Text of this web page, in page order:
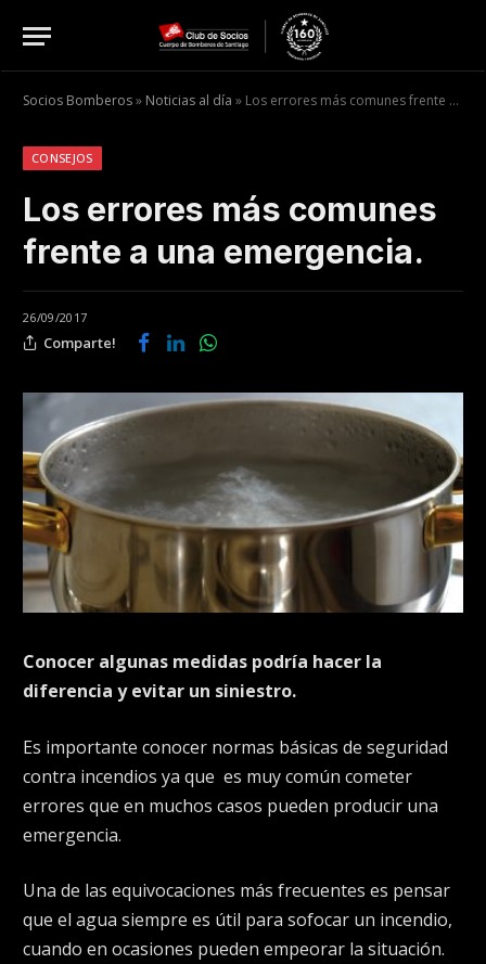
Socios Bomberos» Noticias al día » Los errores más comunes frente a una emergencia.
CONSEJOS
Los errores más comunes
frente a una emergencia.
26/09/2017
Comparte!
Conocer algunas medidas podría hacer la
diferencia y evitar un siniestro.
Es importante conocer normas básicas de seguridad
contra incendios ya que es muy común cometer
errores que en muchos casos pueden producir una
emergencia.
Una de las equivocaciones más frecuentes es pensar
que el agua siempre es útil para sofocar un incendio,
cuando en ocasiones pueden empeorar la situación.